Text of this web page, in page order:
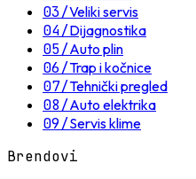
03/Veliki servis
04/Dijagnostika
05/Auto plin
06/Trap i kočnice
07/Tehnički pregled
08/Auto elektrika
09/Servis klime
Brendovi